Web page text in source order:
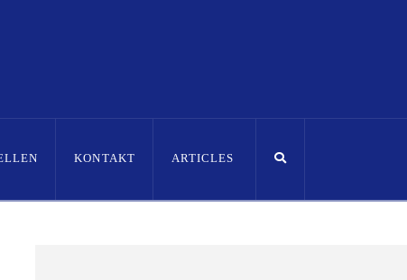
KONTAKT ARTICLES